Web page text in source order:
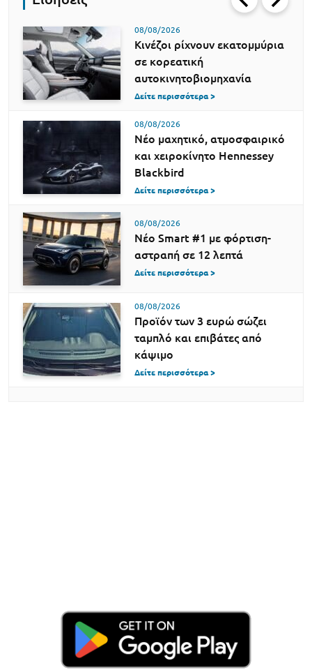
08/08/2026
Κινέζοι ρίχνουν εκατομμύρια
σε κορεατική
αυτοκινητοβιομηχανία
Δείτε περισσότερα >
08/08/2026
Νέο μαχητικό, ατμοσφαιρικό
και χειροκίνητο Hennessey
Blackbird
Δείτε περισσότερα >
08/08/2026
Νέο Smart #1 με φόρτιση-
αστραπή σε 12 λεπτά
Δείτε περισσότερα >
08/08/2026
Προϊόν των 3 ευρώ σώζει
ταμπλό και επιβάτες από
κάψιμο
Δείτε περισσότερα >